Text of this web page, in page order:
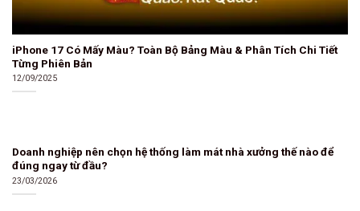
iPhone 17 Có Mấy Màu? Toàn Bộ Bảng Màu & Phân Tích Chi Tiết
Từng Phiên Bản
12/09/2025
Doanh nghiệp nên chọn hệ thống làm mát nhà xưởng thế nào để
đúng ngay từ đầu?
23/03/2026